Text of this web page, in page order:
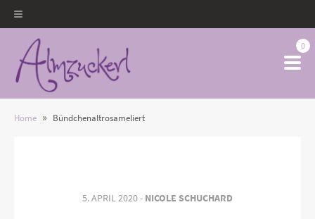
0
Home » Bündchenaltrosameliert
5. APRIL 2020 - NICOLE SCHUCHARD